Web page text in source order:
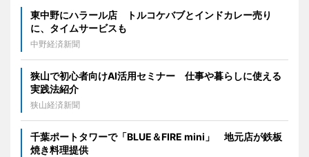
東中野にハラール店 トルコケバブとインドカレー売り
に、タイムサービスも
中野経済新聞
狭山で初心者向けAI活用セミナー 仕事や暮らしに使える
実践法紹介
狭山経済新聞
千葉ポートタワーで「BLUE＆FIRE mini」 地元店が鉄板
焼き料理提供